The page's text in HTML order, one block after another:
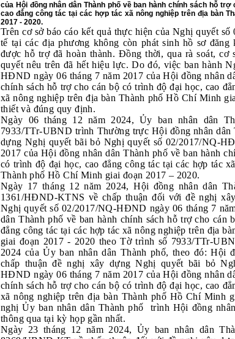
của Hội đồng nhân dân Thành phố về ban hành chính sách hỗ
cao đẳng công tác tại các hợp tác xã nông nghiệp trên địa bàn
2017 - 2020.
Trên cơ sở báo cáo kết quả thực hiện của Nghị quyết
tế tại các địa phương không còn phát sinh hồ sơ
được hỗ trợ đã hoàn thành. Đồng thời, qua rà soát, cơ
quyết nêu trên đã hết hiệu lực. Do đó, việc ban hành
HĐND ngày 06 tháng 7 năm 2017 của Hội đồng nhân
chính sách hỗ trợ cho cán bộ có trình độ đại học, cao
xã nông nghiệp trên địa bàn Thành phố Hồ Chí Minh
thiết và đúng quy định.
Ngày 06 tháng 12 năm 2024, Ủy ban nhân dân
7933/TTr-UBND trình Thường trực Hội đồng nhân dân
dựng Nghị quyết bãi bỏ Nghị quyết số 02/2017/NQ-
2017 của Hội đồng nhân dân Thành phố về ban hành
có trình độ đại học, cao đẳng công tác tại các hợp tác
Thành phố Hồ Chí Minh giai đoạn 2017 – 2020.
Ngày 17 tháng 12 năm 2024, Hội đồng nhân dân
1361/HĐND-KTNS về chấp thuận đối với đề nghị
Nghị quyết số 02/2017/NQ-HĐND ngày 06 tháng 7
dân Thành phố về ban hành chính sách hỗ trợ cho cán
đẳng công tác tại các hợp tác xã nông nghiệp trên địa
giai đoạn 2017 - 2020 theo Tờ trình số 7933/TTr-
2024 của Ủy ban nhân dân Thành phố, theo đó: Hội
chấp thuận đề nghị xây dựng Nghị quyết bãi bỏ
HĐND ngày 06 tháng 7 năm 2017 của Hội đồng nhân
chính sách hỗ trợ cho cán bộ có trình độ đại học, cao
xã nông nghiệp trên địa bàn Thành phố Hồ Chí Minh
nghị Ủy ban nhân dân Thành phố trình Hội đồng
thông qua tại kỳ họp gần nhất.
Ngày 23 tháng 12 năm 2024, Ủy ban nhân dân